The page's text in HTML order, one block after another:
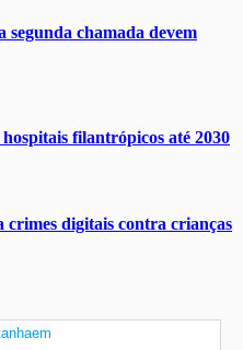
segunda chamada devem
filantrópicos até 2030
digitais contra crianças